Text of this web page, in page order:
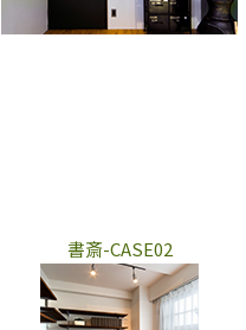
書斎-CASE02